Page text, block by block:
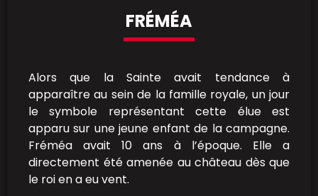
FRÉMÉA
Alors que la Sainte avait tendance à
apparaître au sein de la famille royale, un jour
le symbole représentant cette élue est
apparu sur une jeune enfant de la campagne.
Fréméa avait 10 ans à l’époque. Elle a
directement été amenée au château dès que
le roi en a eu vent.